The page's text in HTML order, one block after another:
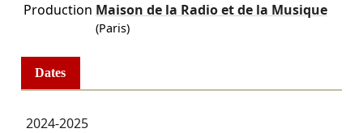
Production Maison de la Radio et de la Musique
(Paris)
Dates
2024-2025